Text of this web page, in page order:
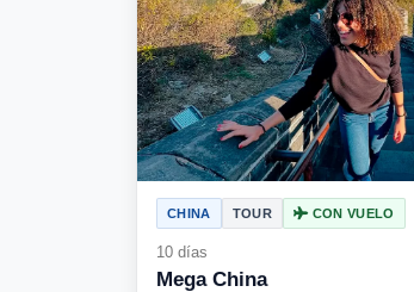
CHINA TOUR CON VUELO
10 días
Mega China